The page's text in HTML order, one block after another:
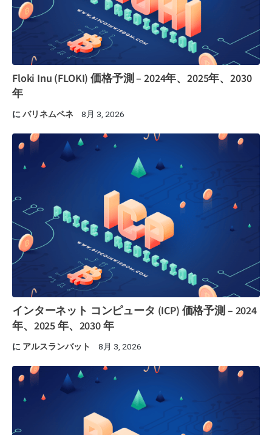
Floki Inu (FLOKI) 価格予測 – 2024年、2025年、2030
年
にバリネムペネ 8月 3, 2026
インターネット コンピュータ (ICP) 価格予測 – 2024
年、2025 年、2030 年
に アルスランバット 8月 3, 2026